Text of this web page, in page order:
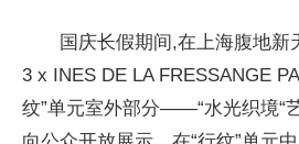
国庆长假期间,在上海腹地新
3 x INES DE LA FRESSANGE
纹”单元室外部分——“水光织境“